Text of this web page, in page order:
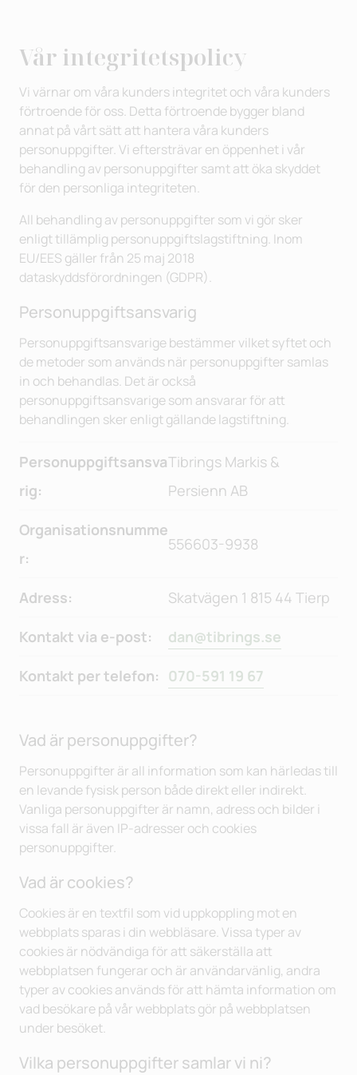
Vår integritetspolicy
Vi värnar om våra kunders integritet och våra kunders
förtroende för oss. Detta förtroende bygger bland
annat på vårt sätt att hantera våra kunders
personuppgifter. Vi eftersträvar en öppenhet i vår
behandling av personuppgifter samt att öka skyddet
för den personliga integriteten.
All behandling av personuppgifter som vi gör sker
enligt tillämplig personuppgiftslagstiftning. Inom
EU/EES gäller från 25 maj 2018
dataskyddsförordningen (GDPR).
Personuppgiftsansvarig
Personuppgiftsansvarige bestämmer vilket syftet och
de metoder som används när personuppgifter samlas
in och behandlas. Det är också
personuppgiftsansvarige som ansvarar för att
behandlingen sker enligt gällande lagstiftning.
Personuppgiftsansva
rig:
Tibrings Markis &
Persienn AB
Organisationsnumme
r:
556603-9938
Adress: Skatvägen 1 815 44 Tierp
Kontakt via e-post: dan@tibrings.se
Kontakt per telefon: 070-591 19 67
Vad är personuppgifter?
Personuppgifter är all information som kan härledas till
en levande fysisk person både direkt eller indirekt.
Vanliga personuppgifter är namn, adress och bilder i
vissa fall är även IP-adresser och cookies
personuppgifter.
Vad är cookies?
Cookies är en textfil som vid uppkoppling mot en
webbplats sparas i din webbläsare. Vissa typer av
cookies är nödvändiga för att säkerställa att
webbplatsen fungerar och är användarvänlig, andra
typer av cookies används för att hämta information om
vad besökare på vår webbplats gör på webbplatsen
under besöket.
Vilka personuppgifter samlar vi ni?